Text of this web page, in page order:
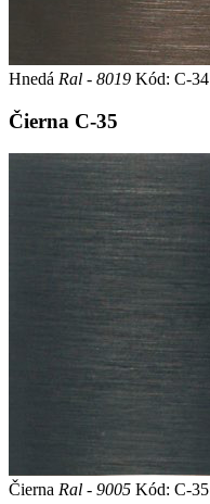
Hnedá Ral - 8019 Kód: C-34
Čierna C-35
Čierna Ral - 9005 Kód: C-35